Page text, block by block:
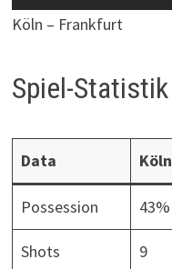
Köln – Frankfurt
Spiel-Statistik
Data Köln
Possession 43%
Shots 9